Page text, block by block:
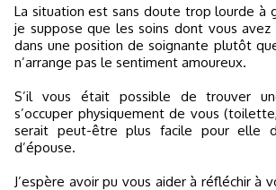
La situation est sans doute trop lourde à
je suppose que les soins dont vous
dans une position de soignante plutôt
n’arrange pas le sentiment amoureux.
S’il vous était possible de trouver
s’occuper physiquement de vous
serait peut-être plus facile pour elle
d’épouse.
J’espère avoir pu vous aider à réfléchir à